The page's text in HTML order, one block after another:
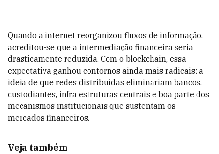
Quando a internet reorganizou fluxos de informação,
acreditou-se que a intermediação financeira seria
drasticamente reduzida. Com o blockchain, essa
expectativa ganhou contornos ainda mais radicais: a
ideia de que redes distribuídas eliminariam bancos,
custodiantes, infra estruturas centrais e boa parte dos
mecanismos institucionais que sustentam os
mercados financeiros.
Veja também